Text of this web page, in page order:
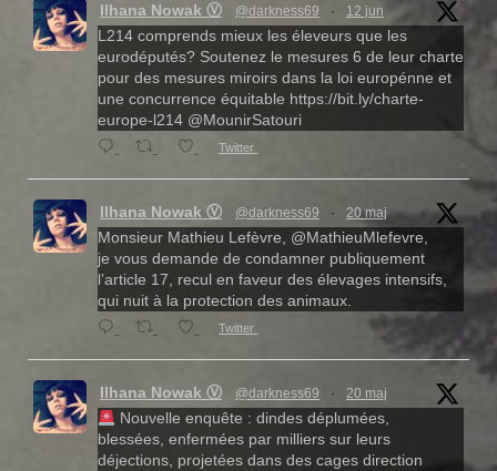
Ilhana Nowak Ⓥ @darkness69 · 12 jun
L214 comprends mieux les éleveurs que les
eurodéputés? Soutenez le mesures 6 de leur charte
pour des mesures miroirs dans la loi europénne et
une concurrence équitable https://bit.ly/charte-
europe-l214 @MounirSatouri
Twitter
Ilhana Nowak Ⓥ @darkness69 · 20 maj
Monsieur Mathieu Lefèvre, @MathieuMlefevre,
je vous demande de condamner publiquement
l’article 17, recul en faveur des élevages intensifs,
qui nuit à la protection des animaux.
Twitter
Ilhana Nowak Ⓥ @darkness69 · 20 maj
Nouvelle enquête : dindes déplumées,
blessées, enfermées par milliers sur leurs
déjections, projetées dans des cages direction